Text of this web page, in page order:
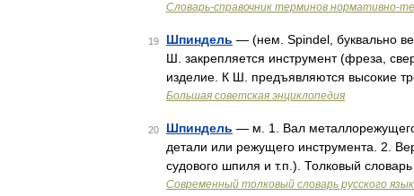
Словарь-справочник терминов нормативно-
19 Шпиндель — (нем. Spindel, буквально
Ш. закрепляется инструмент (фреза,
изделие. К Ш. предъявляются высокие
Большая советская энциклопедия
20 Шпиндель — м. 1. Вал
детали или режущего инструмента. 2.
судового шпиля и т.п.). Толковый
Современный толковый словарь русского